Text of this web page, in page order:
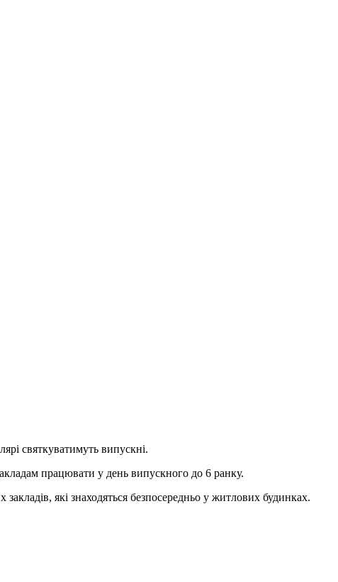
святкуватимуть випускні.
працювати у день випускного до 6 ранку.
які знаходяться безпосередньо у житлових будинках.